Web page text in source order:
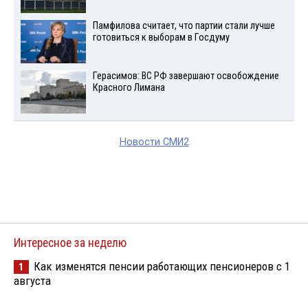
Памфилова считает, что партии стали лучше
готовиться к выборам в Госдуму
Герасимов: ВС РФ завершают освобождение
Красного Лимана
Новости СМИ2
Интересное за неделю
1
Как изменятся пенсии работающих пенсионеров с 1
августа